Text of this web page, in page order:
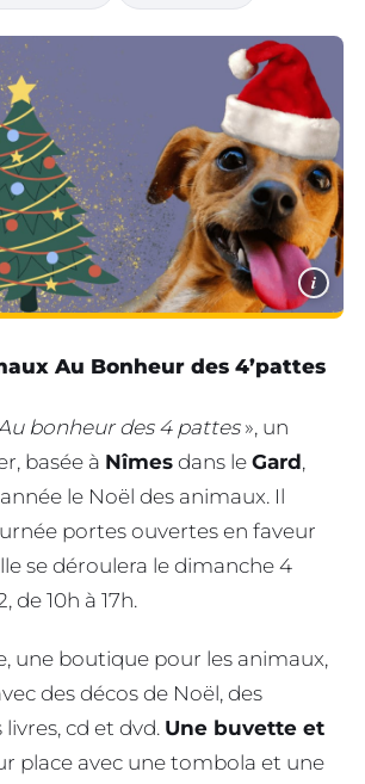
i
Au Bonheur des 4’pattes
bonheur des 4 pattes», un
basée à Nîmes dans le Gard,
le Noël des animaux. Il
portes ouvertes en faveur
se déroulera le dimanche 4
de 10h à 17h.
une boutique pour les animaux,
des décos de Noël, des
cd et dvd. Une buvette et
place avec une tombola et une